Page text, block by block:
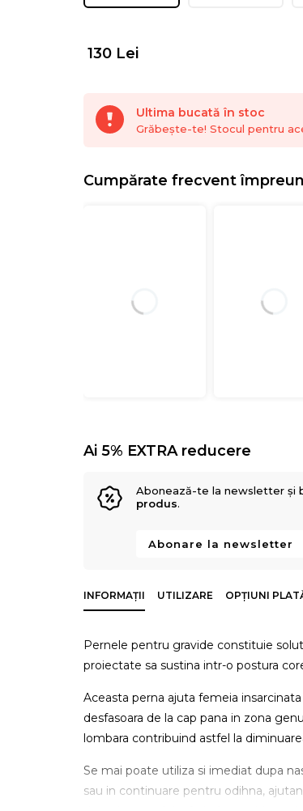
130 Lei
Ultima bucată în stoc
Grăbește-te! Stocul pentru
Cumpărate frecvent
Ai 5% EXTRA reducere
Abonează-te la newsletter și
produs.
Abonare la newsletter
INFORMAȚII UTILIZARE OPȚIUNI
Pernele pentru gravide constituie
proiectate sa sustina intr-o postura
Aceasta perna ajuta femeia
desfasoara de la cap pana in zona
lombara contribuind astfel la
Se mai poate utiliza si imediat dupa
sau in continuare pentru odihna,